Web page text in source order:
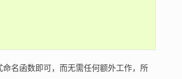
名函数即可，而无需任何额外工作，所